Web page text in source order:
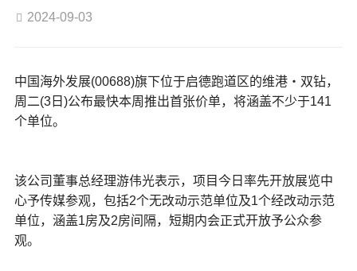
2024-09-03
中国海外发展(00688)旗下位于启德跑道区的维港‧双钻，
周二(3日)公布最快本周推出首张价单，将涵盖不少于141
个单位。
该公司董事总经理游伟光表示，项目今日率先开放展览中
心予传媒参观，包括2个无改动示范单位及1个经改动示范
单位，涵盖1房及2房间隔，短期内会正式开放予公众参
观。